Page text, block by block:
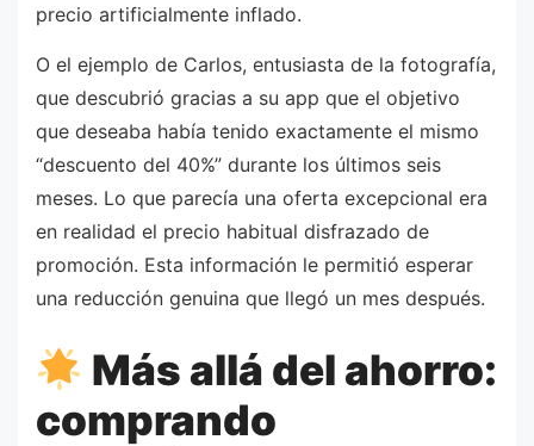
precio artificialmente inflado.
O el ejemplo de Carlos, entusiasta de la fotografía,
que descubrió gracias a su app que el objetivo
que deseaba había tenido exactamente el mismo
“descuento del 40%” durante los últimos seis
meses. Lo que parecía una oferta excepcional era
en realidad el precio habitual disfrazado de
promoción. Esta información le permitió esperar
una reducción genuina que llegó un mes después.
Más allá del ahorro:
comprando